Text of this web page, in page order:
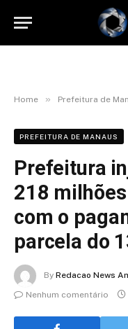
Home » Prefeitura de
PREFEITURA DE MANAUS
Prefeitura
218
com o
parcela do
By Redacao News
Nenhum comentário